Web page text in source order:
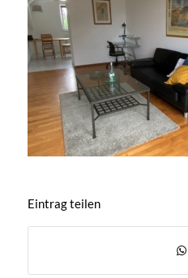
Eintrag teilen